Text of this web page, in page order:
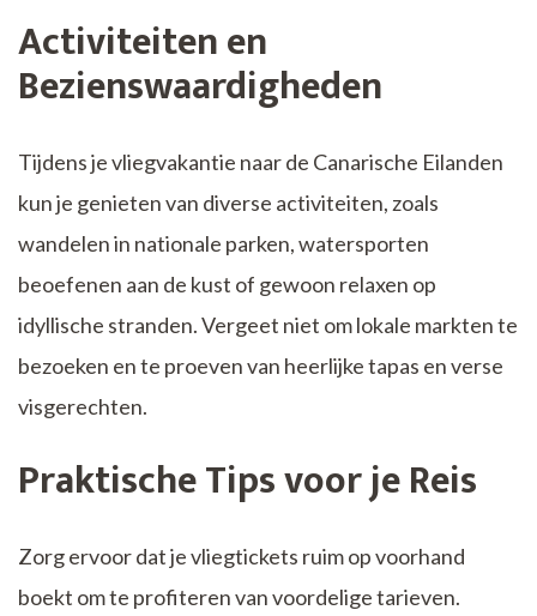
Activiteiten en
Bezienswaardigheden
Tijdens je vliegvakantie naar de Canarische Eilanden
kun je genieten van diverse activiteiten, zoals
wandelen in nationale parken, watersporten
beoefenen aan de kust of gewoon relaxen op
idyllische stranden. Vergeet niet om lokale markten te
bezoeken en te proeven van heerlijke tapas en verse
visgerechten.
Praktische Tips voor je Reis
Zorg ervoor dat je vliegtickets ruim op voorhand
boekt om te profiteren van voordelige tarieven.